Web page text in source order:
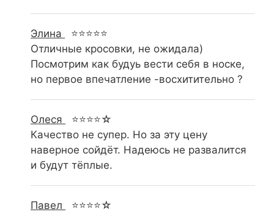
Элина
⭐⭐⭐⭐⭐
Отличные кросовки, не ожидала)
Посмотрим как будуь вести себя в носке,
но первое впечатление -восхитительно ?
Олеся
⭐⭐⭐⭐☆
Качество не супер. Но за эту цену
наверное сойдёт. Надеюсь не развалится
и будут тёплые.
Павел
⭐⭐⭐⭐☆